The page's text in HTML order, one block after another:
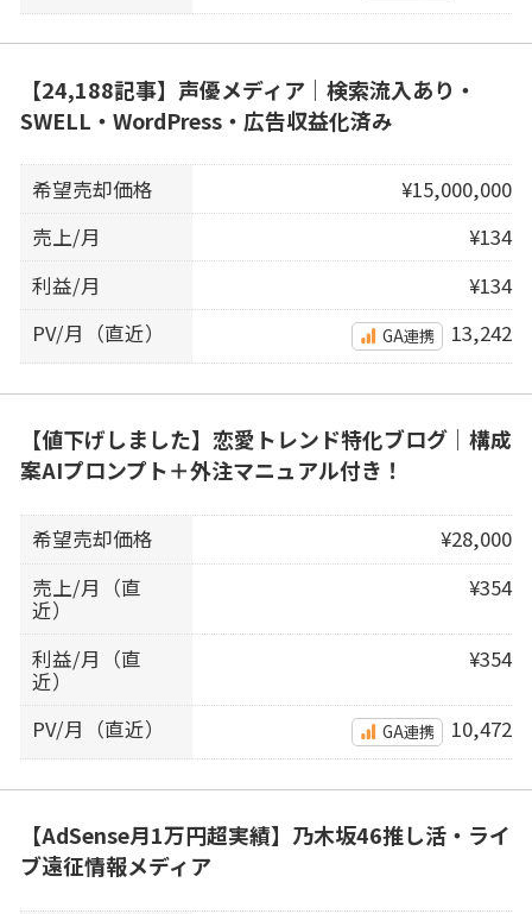
【24,188記事】声優メディア｜検索流入あり・
SWELL・WordPress・広告収益化済み
希望売却価格
¥15,000,000
売上/月
¥134
利益/月
¥134
PV/月（直近）
GA連携 13,242
【値下げしました】恋愛トレンド特化ブログ｜構成
案AIプロンプト＋外注マニュアル付き！
希望売却価格
¥28,000
売上/月（直
近）
¥354
利益/月（直
近）
¥354
PV/月（直近） GA連携 10,472
【AdSense月1万円超実績】乃木坂46推し活・ライ
ブ遠征情報メディア